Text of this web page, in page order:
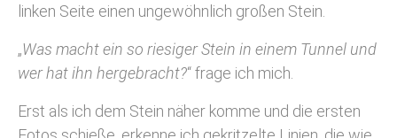
linken Seite einen ungewöhnlich großen Stein.
„Was macht ein so riesiger Stein in einem Tunnel und
wer hat ihn hergebracht?“ frage ich mich.
Erst als ich dem Stein näher komme und die ersten